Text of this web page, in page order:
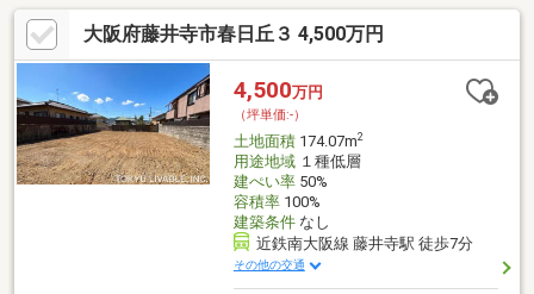
13分(約1000ｍ)【お客様へ】当社では諸事情によりインターネッ
トに掲載されていない物件も多数取り扱っておりますお気軽にお
問い合わせくださいませ
大阪府藤井寺市春日丘３ 4,500万円
4,500万円
（坪単価:-）
土地面積174.07m2
用途地域１種低層
建ぺい率50%
容積率100%
建築条件なし
近鉄南大阪線 藤井寺駅 徒歩7分
その他の交通